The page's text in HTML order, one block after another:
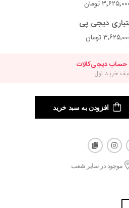
دیجی پی
افزودن به سبد خرید
موجود در سایر شعب